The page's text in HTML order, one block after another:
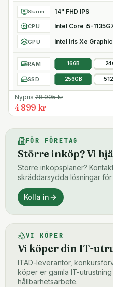
Skärm 14" FHD IPS
CPU Intel Core i5-
GPU Intel Iris Xe
RAM 16GB
SSD 256GB
Nypris 28 995kr
4 899 kr
FÖR FÖRETAG
Större inköp? Vi
Större inköpsplaner?
skräddarsydda lösningar
Kolla in
VI KÖPER
Vi köper din IT-
ITAD-leverantör,
köper er gamla IT-
hållbarhetsarbete.